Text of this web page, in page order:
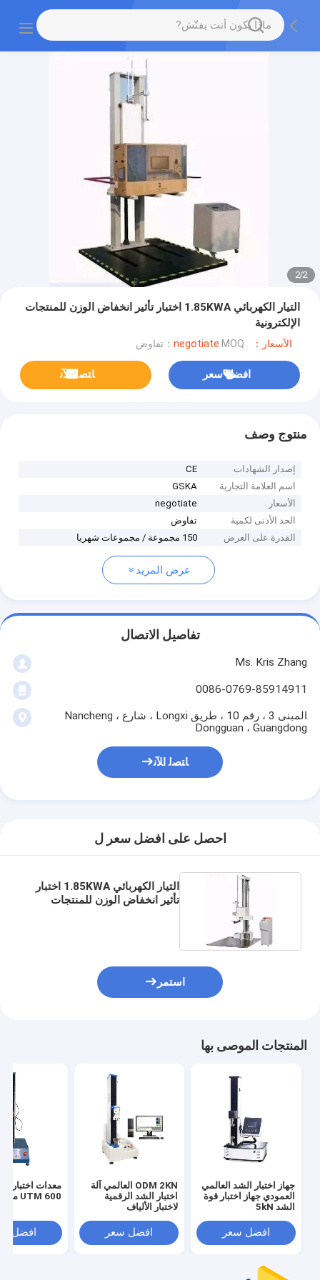
2
/
2
التيار الكهربائي 1.85KWA اختبار تأثير انخفاض الوزن للمنتجات
الإلكترونية
الأسعار：negotiate MOQ：تفاوض
افضل سعر ﺎﺘﺼﻟ ﺍﻶﻧ
منتوج وصف
إصدار الشهادات
CE
اسم العلامة التجارية
GSKA
الأسعار
negotiate
الحد الأدنى لكمية
تفاوض
القدرة على العرض
150 مجموعة / مجموعات شهريا
عرض المزيد
تفاصيل الاتصال
Ms. Kris Zhang
0086-0769-85914911
المبنى 3 ، رقم 10 ، طريق Longxi ، شارع Nancheng ،
Dongguan ، Guangdong
ﺎﺘﺼﻟ ﺍﻶﻧ
احصل على افضل سعر ل
التيار الكهربائي 1.85KWA اختبار
تأثير انخفاض الوزن للمنتجات
استمر
المنتجات الموصى بها
جهاز اختبار الشد العالمي
العمودي جهاز اختبار قوة
الشد 5kN
افضل سعر
ODM 2KN العالمي آلة
اختبار الشد الرقمية
لاختبار الألياف
افضل سعر
معدات اختبار
UTM 600 مم
افضل